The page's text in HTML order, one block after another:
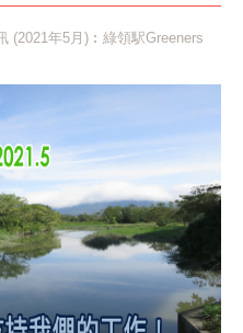
(2021年5月)︰綠領駅Greeners